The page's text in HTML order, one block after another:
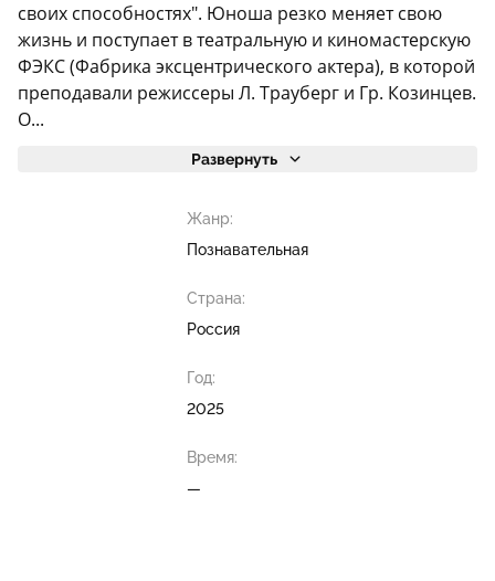
своих способностях". Юноша резко меняет свою
жизнь и поступает в театральную и киномастерскую
ФЭКС (Фабрика эксцентрического актера), в которой
преподавали режиссеры Л. Трауберг и Гр. Козинцев.
О...
Развернуть
Жанр:
Познавательная
Страна:
Россия
Год:
2025
Время:
—